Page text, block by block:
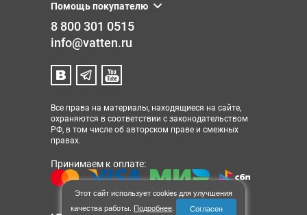
Помощь покупателю
8 800 301 0515
info@vatten.ru
Все права на материалы, находящиеся на сайте,
охраняются в соответствии с законодательством
РФ, в том числе об авторском праве и смежных
правах.
Принимаем к оплате:
Этот сайт использует cookies для улучшения
качества работы. Подробнее. Согласен